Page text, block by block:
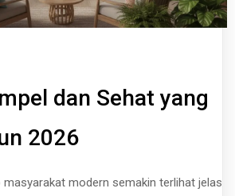
dan Sehat yang
2026
masyarakat modern semakin terlihat jelas